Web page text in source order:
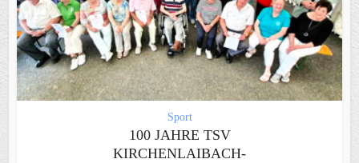
Sport
100 JAHRE TSV
KIRCHENLAIBACH-